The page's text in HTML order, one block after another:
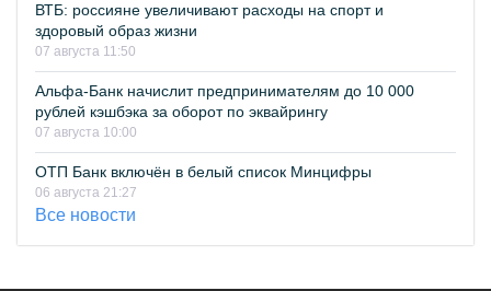
ВТБ: россияне увеличивают расходы на спорт и
здоровый образ жизни
07 августа 11:50
Альфа-Банк начислит предпринимателям до 10 000
рублей кэшбэка за оборот по эквайрингу
07 августа 10:00
ОТП Банк включён в белый список Минцифры
06 августа 21:27
Все новости